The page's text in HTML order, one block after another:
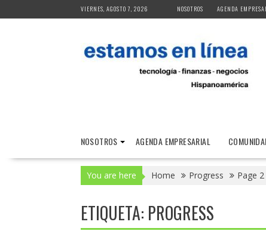
to
VIERNES, AGOSTO 7, 2026 NOSOTROS AGENDA
NOSOTROS AGENDA EMPRESARIAL
You are here Home Progress Page 2
ETIQUETA: PROGRESS